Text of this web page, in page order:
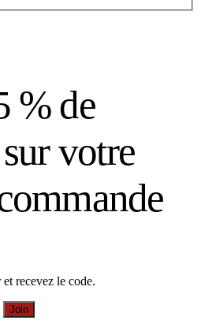
% de
votre
recevez le code.
Join